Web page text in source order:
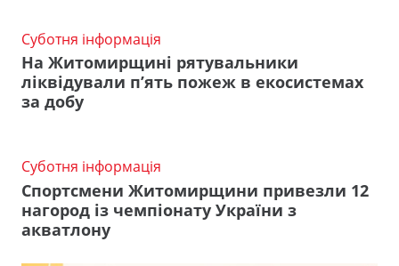
Суботня інформація
На Житомирщині рятувальники
ліквідували п’ять пожеж в екосистемах
за добу
Суботня інформація
Спортсмени Житомирщини привезли 12
нагород із чемпіонату України з
акватлону